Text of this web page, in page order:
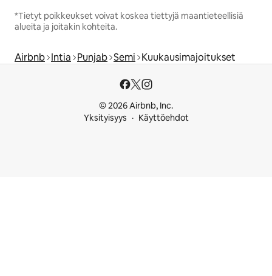
*Tietyt poikkeukset voivat koskea tiettyjä maantieteellisiä
alueita ja joitakin kohteita.
Airbnb Intia Punjab Semi Kuukausimajoitukset
© 2026 Airbnb, Inc.
Yksityisyys
Käyttöehdot